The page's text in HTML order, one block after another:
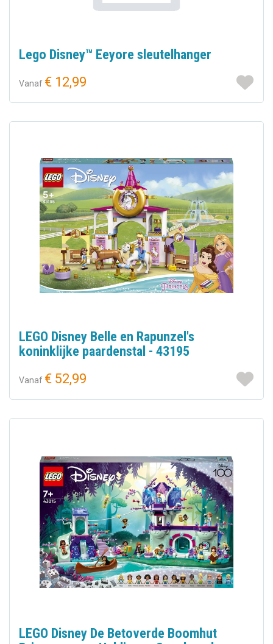
Lego Disney™ Eeyore sleutelhanger
Vanaf € 12,99
LEGO Disney Belle en Rapunzel's
koninklijke paardenstal - 43195
Vanaf € 52,99
LEGO Disney De Betoverde Boomhut